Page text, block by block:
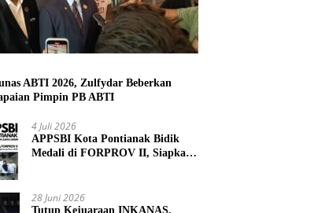
ABTI 2026, Zulfydar Beberkan
Pimpin PB ABTI
4 Juli 2026
APPSBI Kota Pontianak Bidik
Medali di FORPROV II, Siapkan
28 Juni 2026
Tutup Kejuaraan INKANAS,